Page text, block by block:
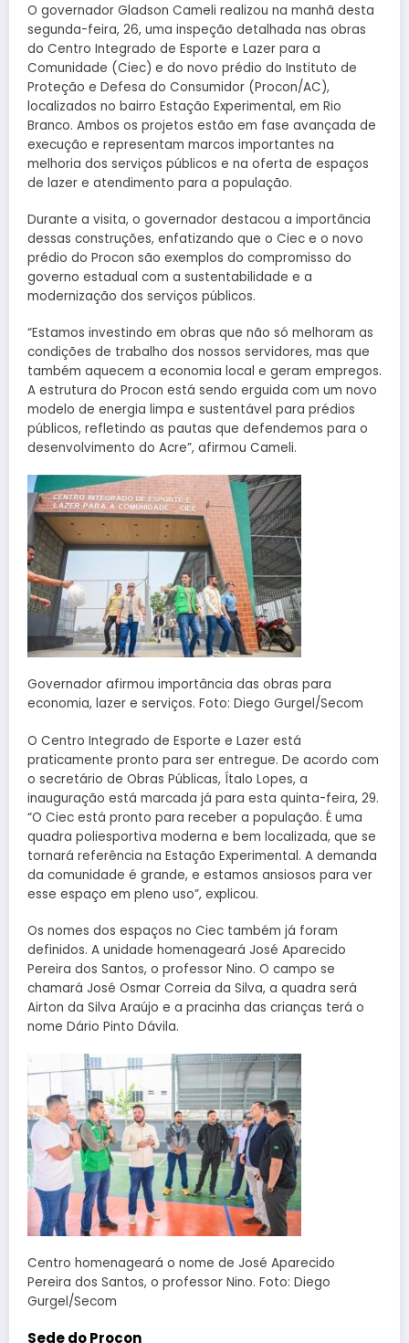
O governador Gladson Cameli realizou na manhã desta
segunda-feira, 26, uma inspeção detalhada nas obras
do Centro Integrado de Esporte e Lazer para a
Comunidade (Ciec) e do novo prédio do Instituto de
Proteção e Defesa do Consumidor (Procon/AC),
localizados no bairro Estação Experimental, em Rio
Branco. Ambos os projetos estão em fase avançada de
execução e representam marcos importantes na
melhoria dos serviços públicos e na oferta de espaços
de lazer e atendimento para a população.
Durante a visita, o governador destacou a importância
dessas construções, enfatizando que o Ciec e o novo
prédio do Procon são exemplos do compromisso do
governo estadual com a sustentabilidade e a
modernização dos serviços públicos.
“Estamos investindo em obras que não só melhoram as
condições de trabalho dos nossos servidores, mas que
também aquecem a economia local e geram empregos.
A estrutura do Procon está sendo erguida com um novo
modelo de energia limpa e sustentável para prédios
públicos, refletindo as pautas que defendemos para o
desenvolvimento do Acre”, afirmou Cameli.
Governador afirmou importância das obras para
economia, lazer e serviços. Foto: Diego Gurgel/Secom
O Centro Integrado de Esporte e Lazer está
praticamente pronto para ser entregue. De acordo com
o secretário de Obras Públicas, Ítalo Lopes, a
inauguração está marcada já para esta quinta-feira, 29.
“O Ciec está pronto para receber a população. É uma
quadra poliesportiva moderna e bem localizada, que se
tornará referência na Estação Experimental. A demanda
da comunidade é grande, e estamos ansiosos para ver
esse espaço em pleno uso”, explicou.
Os nomes dos espaços no Ciec também já foram
definidos. A unidade homenageará José Aparecido
Pereira dos Santos, o professor Nino. O campo se
chamará José Osmar Correia da Silva, a quadra será
Airton da Silva Araújo e a pracinha das crianças terá o
nome Dário Pinto Dávila.
Centro homenageará o nome de José Aparecido
Pereira dos Santos, o professor Nino. Foto: Diego
Gurgel/Secom
Sede do Procon